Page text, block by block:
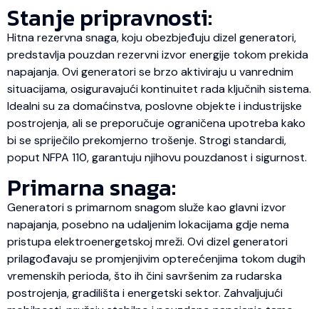
Stanje pripravnosti:
Hitna rezervna snaga, koju obezbjeđuju dizel generatori,
predstavlja pouzdan rezervni izvor energije tokom prekida
napajanja. Ovi generatori se brzo aktiviraju u vanrednim
situacijama, osiguravajući kontinuitet rada ključnih sistema.
Idealni su za domaćinstva, poslovne objekte i industrijske
postrojenja, ali se preporučuje ograničena upotreba kako
bi se spriječilo prekomjerno trošenje. Strogi standardi,
poput NFPA 110, garantuju njihovu pouzdanost i sigurnost.
Primarna snaga:
Generatori s primarnom snagom služe kao glavni izvor
napajanja, posebno na udaljenim lokacijama gdje nema
pristupa elektroenergetskoj mreži. Ovi dizel generatori
prilagođavaju se promjenjivim opterećenjima tokom dugih
vremenskih perioda, što ih čini savršenim za rudarska
postrojenja, gradilišta i energetski sektor. Zahvaljujući